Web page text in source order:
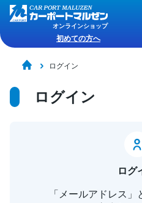
オンラインショップ
初めての方へ
ログイン
ログイン
ログ
「メールアドレス